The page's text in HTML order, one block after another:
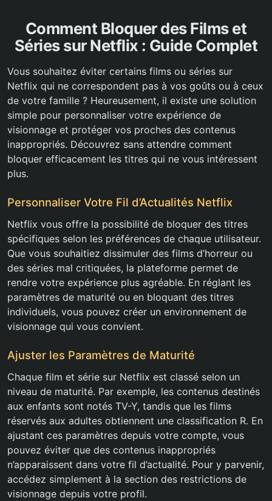
Comment Bloquer des Films et
Séries sur Netflix : Guide Complet
Vous souhaitez éviter certains films ou séries sur
Netflix qui ne correspondent pas à vos goûts ou à ceux
de votre famille ? Heureusement, il existe une solution
simple pour personnaliser votre expérience de
visionnage et protéger vos proches des contenus
inappropriés. Découvrez sans attendre comment
bloquer efficacement les titres qui ne vous intéressent
plus.
Personnaliser Votre Fil d’Actualités Netflix
Netflix vous offre la possibilité de bloquer des titres
spécifiques selon les préférences de chaque utilisateur.
Que vous souhaitiez dissimuler des films d’horreur ou
des séries mal critiquées, la plateforme permet de
rendre votre expérience plus agréable. En réglant les
paramètres de maturité ou en bloquant des titres
individuels, vous pouvez créer un environnement de
visionnage qui vous convient.
Ajuster les Paramètres de Maturité
Chaque film et série sur Netflix est classé selon un
niveau de maturité. Par exemple, les contenus destinés
aux enfants sont notés TV-Y, tandis que les films
réservés aux adultes obtiennent une classification R. En
ajustant ces paramètres depuis votre compte, vous
pouvez éviter que des contenus inappropriés
n’apparaissent dans votre fil d’actualité. Pour y parvenir,
accédez simplement à la section des restrictions de
visionnage depuis votre profil.